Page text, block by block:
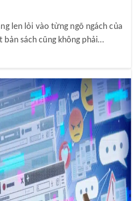
len lỏi vào từng ngõ ngách của
bản sách cũng không phải…